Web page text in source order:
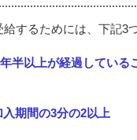
するためには、下記3
半以上が経過している
期間の3分の2以上